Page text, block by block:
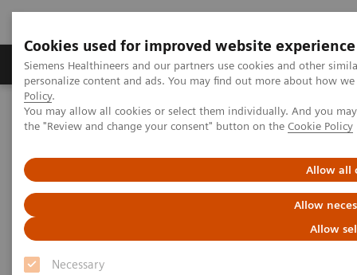
Cookies used for improved website experience
Siemens Healthineers and our partners use cookies and other
personalize content and ads. You may find out more about how
Policy.
You may allow all cookies or select them individually. And you
the "Review and change your consent" button on the Cookie Policy
Allow all
Allow
Allow
Necessary
Produits & services Domaines cliniques
Home
News
Clinica Luganese Moncucco : le premier partenariat de valeur en
Clinica Luganese Moncucco : le
premier partenariat de valeur
en Suisse fête son premier